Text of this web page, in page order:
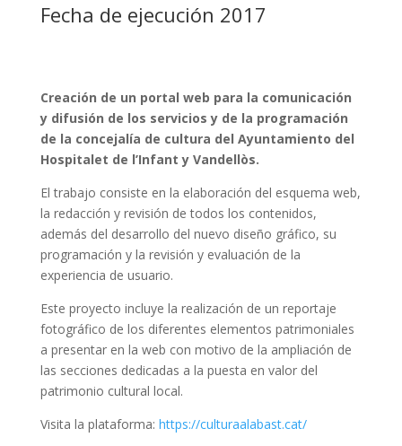
Fecha de ejecución 2017
Creación de un portal web para la comunicación
y difusión de los servicios y de la programación
de la concejalía de cultura del Ayuntamiento del
Hospitalet de l’Infant y Vandellòs.
El trabajo consiste en la elaboración del esquema web,
la redacción y revisión de todos los contenidos,
además del desarrollo del nuevo diseño gráfico, su
programación y la revisión y evaluación de la
experiencia de usuario.
Este proyecto incluye la realización de un reportaje
fotográfico de los diferentes elementos patrimoniales
a presentar en la web con motivo de la ampliación de
las secciones dedicadas a la puesta en valor del
patrimonio cultural local.
Visita la plataforma: https://culturaalabast.cat/